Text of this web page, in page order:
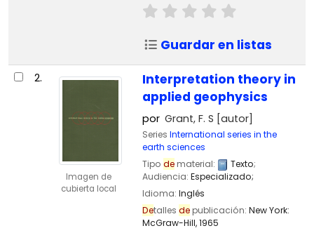
Guardar en listas
2.
Imagen de
cubierta local
Interpretation theory in
applied geophysics
por Grant, F. S [autor]
Series International series in the
earth sciences
Tipo dematerial: Texto;
Audiencia: Especializado;
Idioma: Inglés
Detalles depublicación: New York:
McGraw-Hill,1965